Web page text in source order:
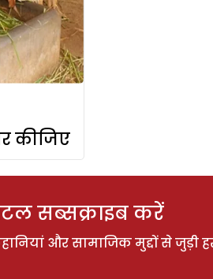
कीजिए
सब्सक्राइब करें
और सामाजिक मुद्दों से जुड़ी